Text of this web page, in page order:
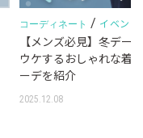
コーディネート / イベント
【メンズ必見】冬デー
ウケするおしゃれな着
ーデを紹介
2025.12.08